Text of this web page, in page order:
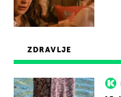
ZDRAVLJE